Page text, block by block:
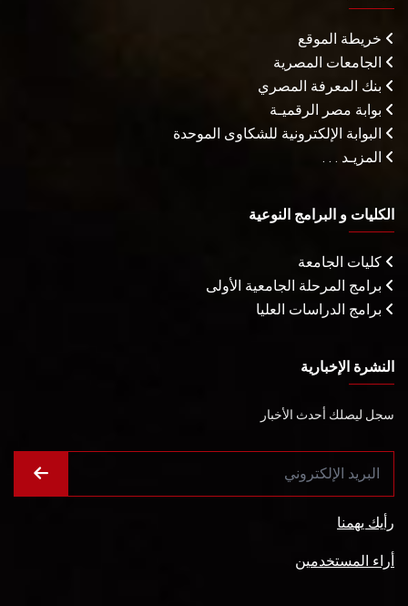
خريطة الموقع
الجامعات المصرية
بنك المعرفة المصري
بوابة مصر الرقميـة
البوابة الإلكترونية للشكاوى الموحدة
المزيـد . . .
الكليات و البرامج النوعية
كليات الجامعة
برامج المرحلة الجامعية الأولى
برامج الدراسات العليا
النشرة الإخبارية
سجل ليصلك أحدث الأخبار
رأيك يهمنا
أراء المستخدمين